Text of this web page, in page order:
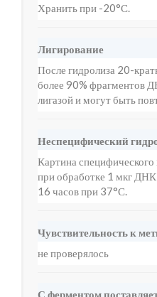
Хранить при -20°С.
Лигирование
После гидролиза 20-
более 90% фрагментов
лигазой и могут быть
Неспецифический
Картина специфического
при обработке 1 мкг
16 часов при 37°С.
Чувствительность к
не проверялось
С ферментом